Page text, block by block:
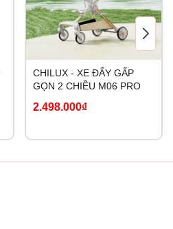
CHILUX - XE ĐẨY GẤP
GỌN 2 CHIỀU M06 PRO
2.498.000₫